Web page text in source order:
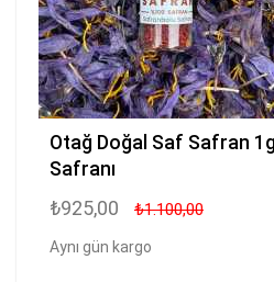
Otağ Doğal Saf Safran
Safranı
₺925,00 ₺1.100,00
Aynı gün kargo